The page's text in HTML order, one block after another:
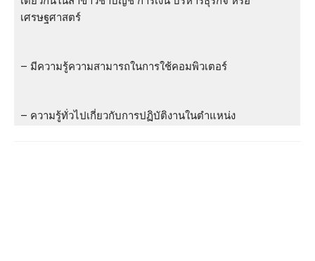
เศรษฐศาสตร์
– มีความรู้ความสามารถในการใช้คอมพิวเตอร์
– ความรู้ทั่วไปเกี่ยวกับการปฏิบัติงานในตำแหน่ง